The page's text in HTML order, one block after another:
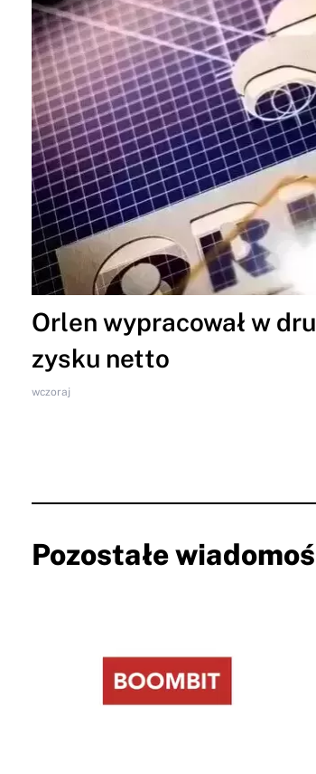
Orlen wypracował w
zysku netto
wczoraj
Pozostałe